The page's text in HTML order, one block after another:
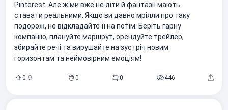
Pinterest. Але ж ми вже не діти й фантазії мають
ставати реальними. Якщо ви давно мріяли про таку
подорож, не відкладайте її на потім. Беріть гарну
компанію, плануйте маршрут, орендуйте трейлер,
збирайте речі та вирушайте на зустріч новим
горизонтам та неймовірним емоціям!
0 0 0 446